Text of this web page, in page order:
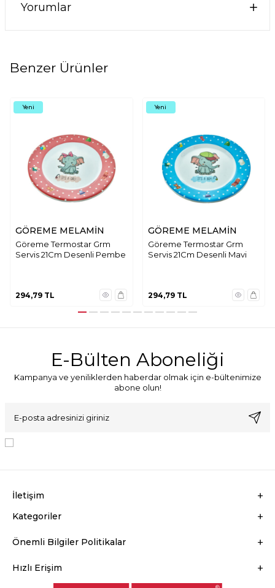
Yorumlar
Benzer Ürünler
Yeni
GÖREME MELAMİN
Göreme Termostar Grm
Servis 21Cm Desenli Pembe
294,79 TL
Yeni
GÖREME MELAMİN
Göreme Termostar Grm
Servis 21Cm Desenli Mavi
294,79TL
E-Bülten Aboneliği
Kampanya ve yeniliklerden haberdar olmak için e-bültenimize
abone olun!
İletişim
Kategoriler
Önemli Bilgiler Politikalar
Hızlı Erişim